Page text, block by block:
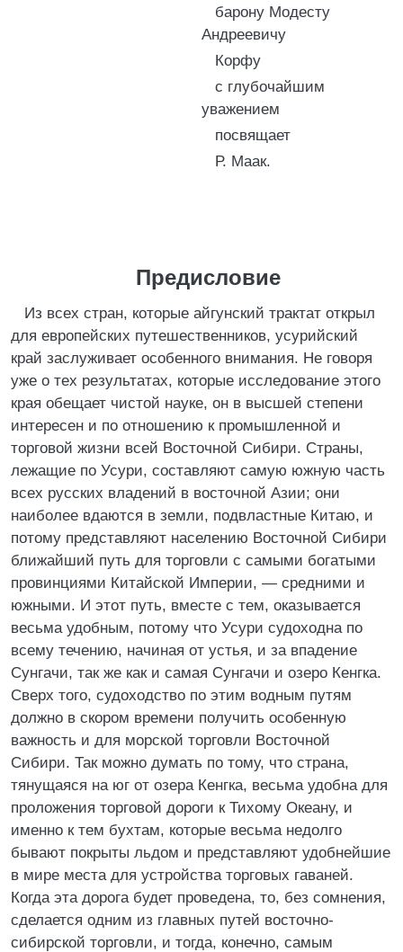
барону Модесту
Андреевичу
Корфу
с глубочайшим
уважением
посвящает
Р. Маак.
Предисловие
Из всех стран, которые айгунский трактат открыл
для европейских путешественников, усурийский
край заслуживает особенного внимания. Не говоря
уже о тех результатах, которые исследование этого
края обещает чистой науке, он в высшей степени
интересен и по отношению к промышленной и
торговой жизни всей Восточной Сибири. Страны,
лежащие по Усури, составляют самую южную часть
всех русских владений в восточной Азии; они
наиболее вдаются в земли, подвластные Китаю, и
потому представляют населению Восточной Сибири
ближайший путь для торговли с самыми богатыми
провинциями Китайской Империи, — средними и
южными. И этот путь, вместе с тем, оказывается
весьма удобным, потому что Усури судоходна по
всему течению, начиная от устья, и за впадение
Сунгачи, так же как и самая Сунгачи и озеро Кенгка.
Сверх того, судоходство по этим водным путям
должно в скором времени получить особенную
важность и для морской торговли Восточной
Сибири. Так можно думать по тому, что страна,
тянущаяся на юг от озера Кенгка, весьма удобна для
проложения торговой дороги к Тихому Океану, и
именно к тем бухтам, которые весьма недолго
бывают покрыты льдом и представляют удобнейшие
в мире места для устройства торговых гаваней.
Когда эта дорога будет проведена, то, без сомнения,
сделается одним из главных путей восточно-
сибирской торговли, и тогда, конечно, самым